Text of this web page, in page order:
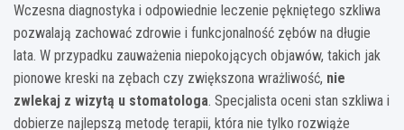
Wczesna diagnostyka i odpowiednie leczenie pękniętego szkliwa
pozwalają zachować zdrowie i funkcjonalność zębów na długie
lata. W przypadku zauważenia niepokojących objawów, takich jak
pionowe kreski na zębach czy zwiększona wrażliwość, nie
zwlekaj z wizytą u stomatologa. Specjalista oceni stan szkliwa i
dobierze najlepszą metodę terapii, która nie tylko rozwiąże